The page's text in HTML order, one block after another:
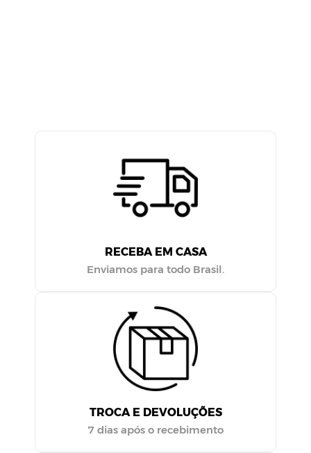
RECEBA EM CASA
Enviamos para todo Brasil.
TROCA E DEVOLUÇÕES
7 dias após o recebimento